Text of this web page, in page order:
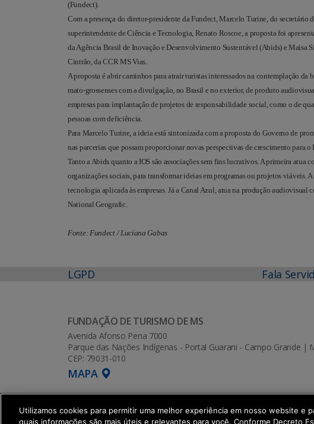
(Fundect).
Com a presença do diretor-presidente da Fundect, Marcelo Turine, do
superintendente de Ciência e Tecnologia, Renato Roscoe, a proposta foi
da Agência Brasil de Inovação e Desenvolvimento Sustentável (Abids) e
Cintrão, da CCR MS Vias.
A proposta é abrir caminhos para atrair turistas interessados na contemplação
mato-grossenses com a divulgação, no Brasil e no exterior, de produto
empresas para implantação de projetos de responsabilidade social, como o de
pessoas com deficiência.
Para Marcelo Turine, a ideia está sintonizada com a proposta do Governo de
nas parcerias que possam proporcionar novas perspectivas de crescimento para o
Tanto a Abids quanto a IOS são associações sem fins lucrativos. A primeira
organizações sociais, para transformar ideias em programas ou projetos viáveis.
tecnologia aplicada às empresas. Já a Canal Azul, atua na produção
National Geografic.
Fonte: Fundect / Luciana Gabas
LGPD Fala
FUNDAÇÃO DE TURISMO DE MS
Avenida Afonso Pena 7000
Parque das Nações Indígenas - Portal Guarani - Campo Grande |
CEP: 79031-010
MAPA
Utilizamos cookies para permitir uma melhor experiência em nosso website e
quais informações são mais úteis e relevantes para você. Conforme Decreto